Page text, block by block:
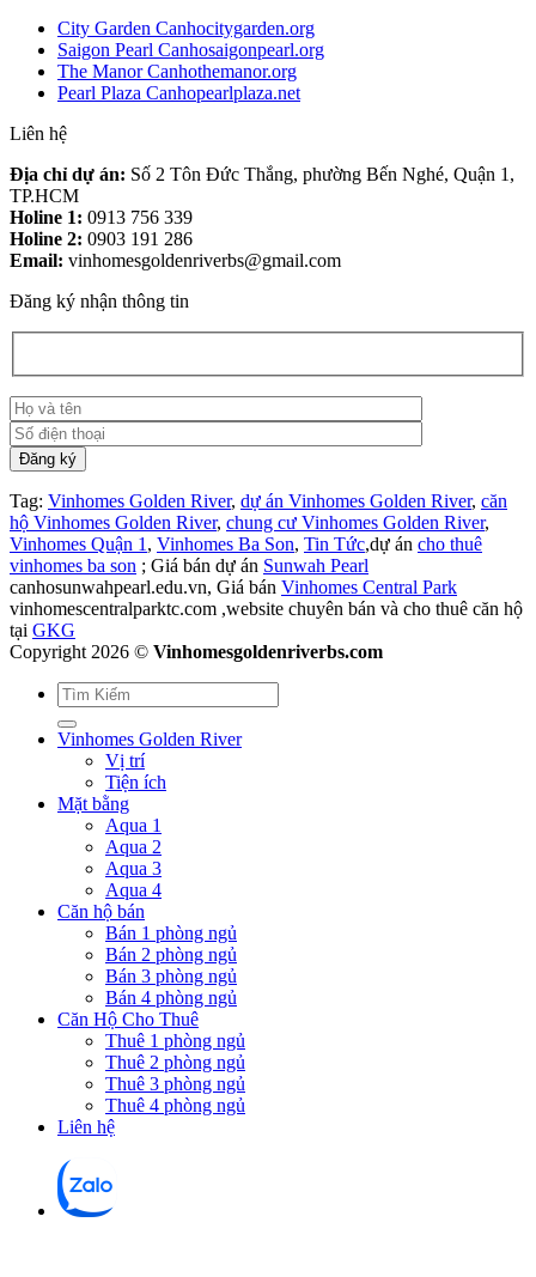
City Garden Canhocitygarden.org
Saigon Pearl Canhosaigonpearl.org
The Manor Canhothemanor.org
Pearl Plaza Canhopearlplaza.net
Liên hệ
Địa chỉ dự án: Số 2 Tôn Đức Thắng, phường Bến Nghé, Quận 1,
TP.HCM
Holine 1: 0913 756 339
Holine 2: 0903 191 286
Email: vinhomesgoldenriverbs@gmail.com
Đăng ký nhận thông tin
Tag: Vinhomes Golden River, dự án Vinhomes Golden River, căn
hộ Vinhomes Golden River, chung cư Vinhomes Golden River,
Vinhomes Quận 1 , Vinhomes Ba Son, Tin Tức,dự án cho thuê
vinhomes ba son ; Giá bán dự án Sunwah Pearl
canhosunwahpearl.edu.vn, Giá bán Vinhomes Central Park
vinhomescentralparktc.com ,website chuyên bán và cho thuê căn hộ
tại GKG
Copyright 2026 © Vinhomesgoldenriverbs.com
Vinhomes Golden River
Vị trí
Tiện ích
Mặt bằng
Aqua 1
Aqua 2
Aqua 3
Aqua 4
Căn hộ bán
Bán 1 phòng ngủ
Bán 2 phòng ngủ
Bán 3 phòng ngủ
Bán 4 phòng ngủ
Căn Hộ Cho Thuê
Thuê 1 phòng ngủ
Thuê 2 phòng ngủ
Thuê 3 phòng ngủ
Thuê 4 phòng ngủ
Liên hệ